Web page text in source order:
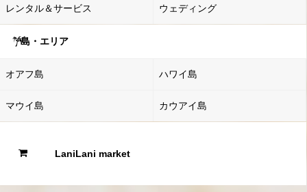
レンタル＆サービス ウェディング
島・エリア
オアフ島 ハワイ島
マウイ島 カウアイ島
LaniLani market